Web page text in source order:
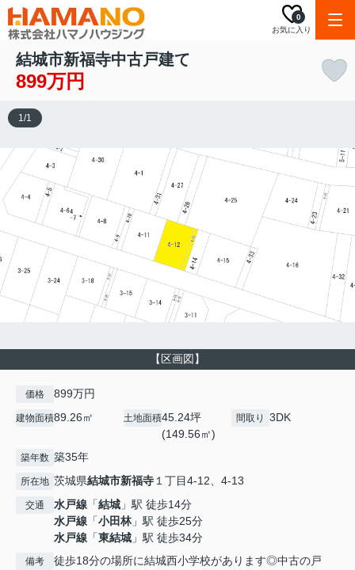
お気に入り
0
結城市新福寺中古戸建て
899万円
【区画図】
1/1
価格 899万円
建物面積89.26㎡ 土地面積45.24坪
(149.56㎡)
間取り 3DK
築年数 築35年
所在地 茨城県結城市新福寺１丁目4-12、4-13
交通 水戸線 「結城 」駅 徒歩14分
水戸線 「小田林」駅 徒歩25分
水戸線 「東結城 」駅 徒歩34分
備考
徒歩18分の場所に結城西小学校があります◎中古の戸